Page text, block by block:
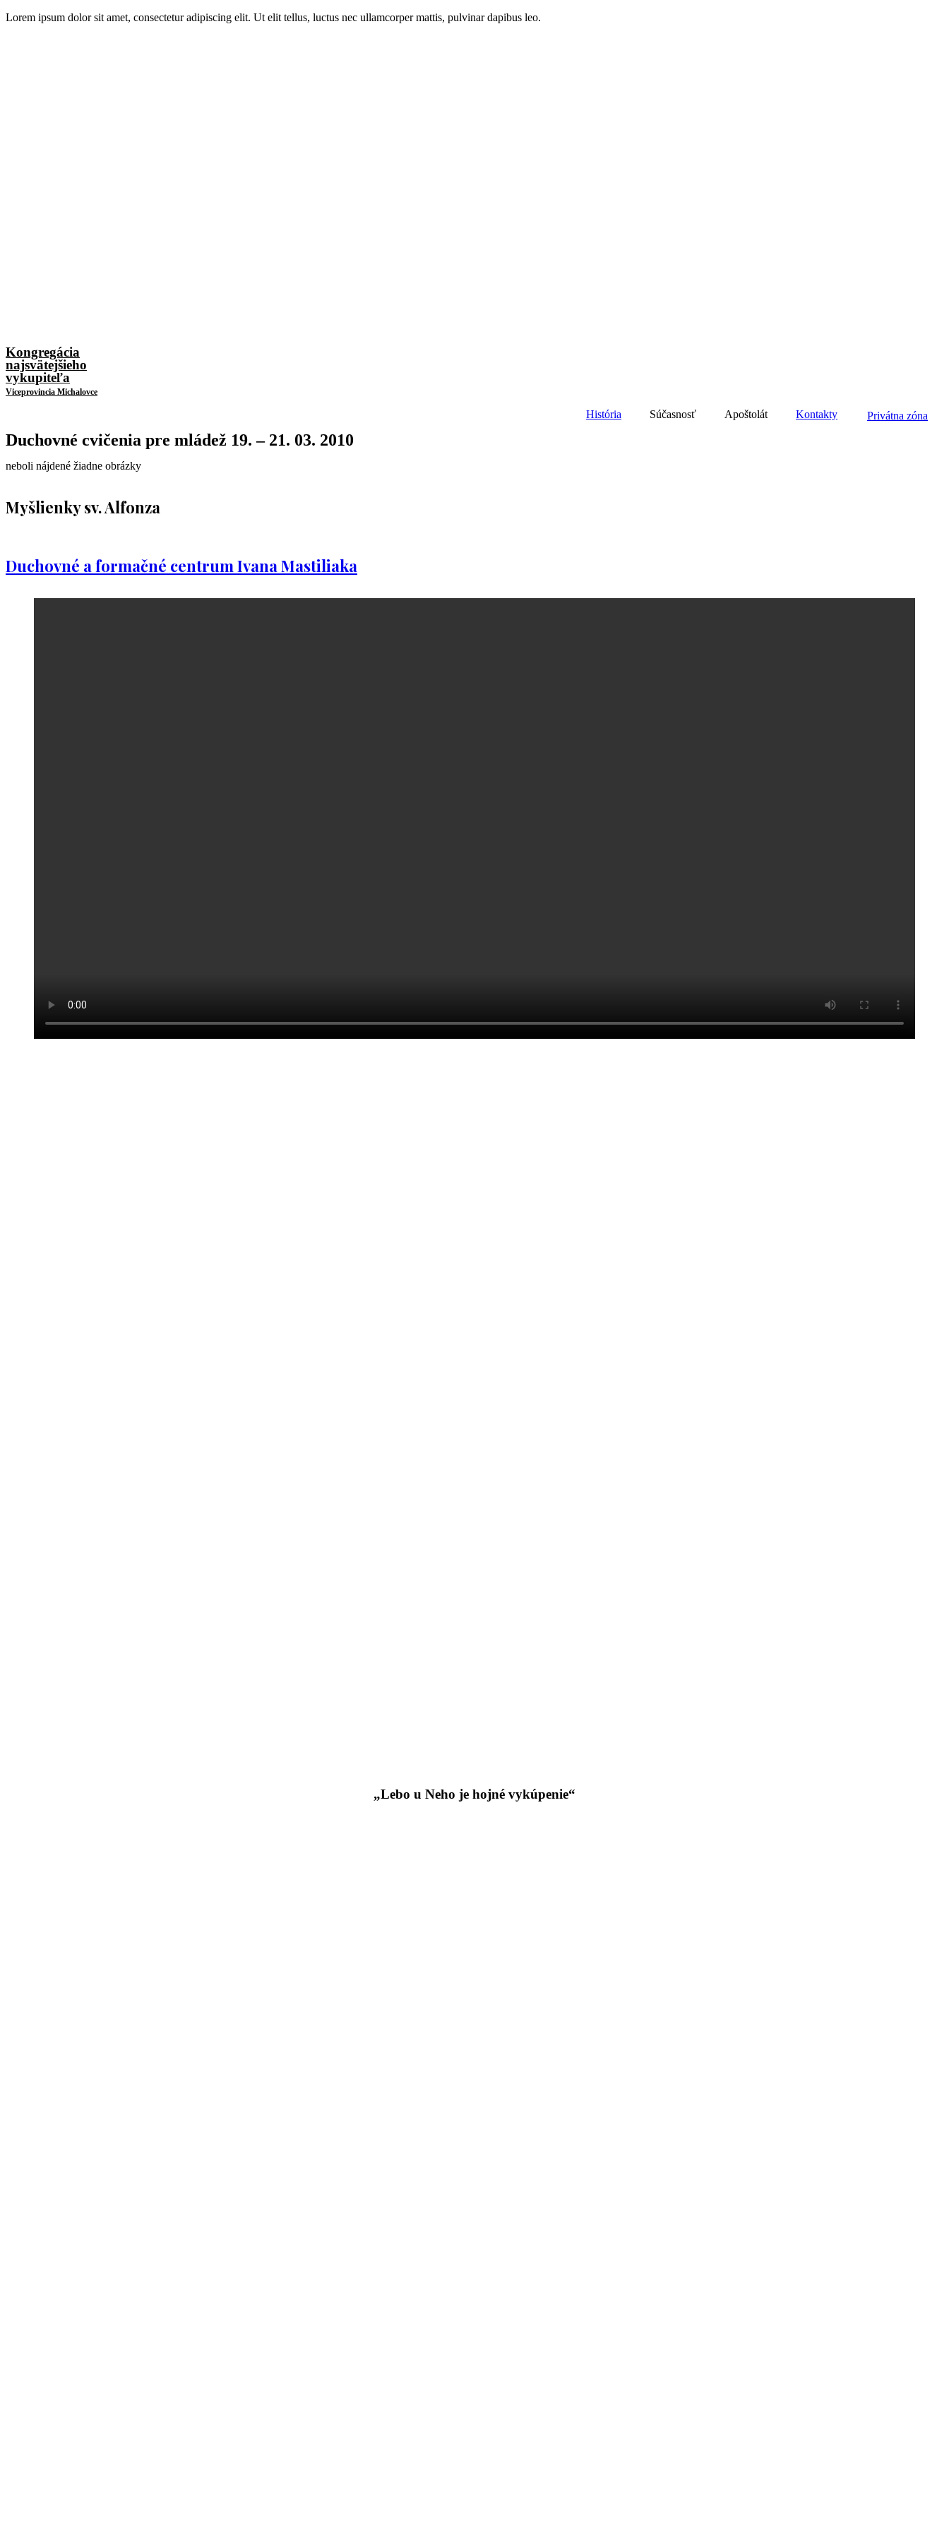
Lorem ipsum dolor sit amet, consectetur adipiscing elit. Ut elit tellus, luctus nec ullamcorper mattis, pulvinar dapibus leo.
Kongregácia
najsvätejšieho
vykupiteľa
Viceprovincia Michalovce
História Súčasnosť Apoštolát Kontakty Privátna zóna
Duchovné cvičenia pre mládež 19. – 21. 03. 2010
neboli nájdené žiadne obrázky
Myšlienky sv. Alfonza
Duchovné a formačné centrum Ivana Mastiliaka
„Lebo u Neho je hojné vykúpenie“